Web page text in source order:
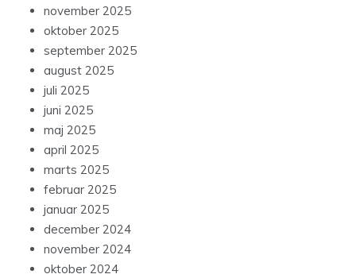
november 2025
oktober 2025
september 2025
august 2025
juli 2025
juni 2025
maj 2025
april 2025
marts 2025
februar 2025
januar 2025
december 2024
november 2024
oktober 2024